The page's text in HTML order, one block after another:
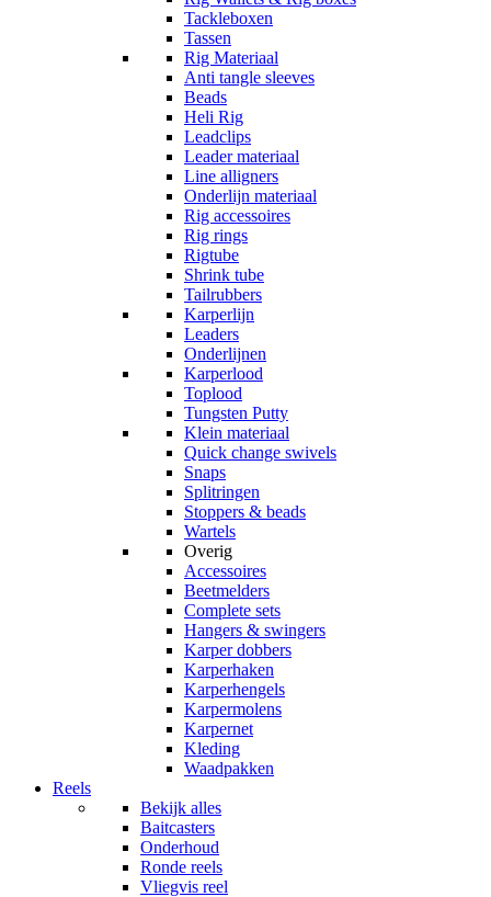
Tackleboxen
Tassen
Rig Materiaal
Anti tangle sleeves
Beads
Heli Rig
Leadclips
Leader materiaal
Line alligners
Onderlijn materiaal
Rig accessoires
Rig rings
Rigtube
Shrink tube
Tailrubbers
Karperlijn
Leaders
Onderlijnen
Karperlood
Toplood
Tungsten Putty
Klein materiaal
Quick change swivels
Snaps
Splitringen
Stoppers & beads
Wartels
Overig
Accessoires
Beetmelders
Complete sets
Hangers & swingers
Karper dobbers
Karperhaken
Karperhengels
Karpermolens
Karpernet
Kleding
Waadpakken
Reels
Bekijk alles
Baitcasters
Onderhoud
Ronde reels
Vliegvis reel